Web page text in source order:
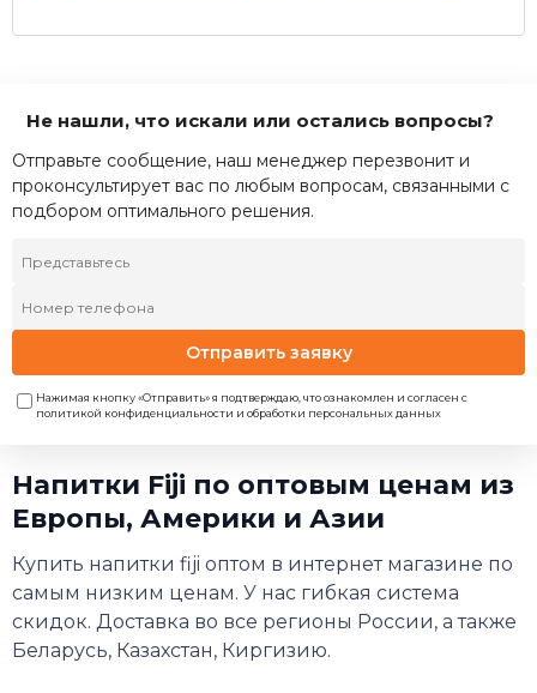
Не нашли, что искали или остались вопросы?
Отправьте сообщение, наш менеджер перезвонит и
проконсультирует вас по любым вопросам, связанными с
подбором оптимального решения.
Отправить заявку
Нажимая кнопку «Отправить» я подтверждаю, что ознакомлен и согласен с
политикой конфиденциальности и обработки персональных данных
Напитки Fiji по оптовым ценам из
Европы, Америки и Азии
Купить напитки fiji оптом в интернет магазине по
самым низким ценам. У нас гибкая система
скидок. Доставка во все регионы России, а также
Беларусь, Казахстан, Киргизию.